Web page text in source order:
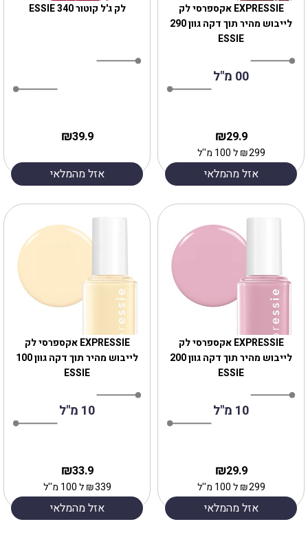
לק ג'ל קוטור 340 ESSIE
39.9
₪
אזל מהמלאי
EXPRESSIE אקספרסי לק
לייבוש מהיר תוך דקה גוון 290
ESSIE
00 מ"ל
29.9
₪
299
₪ל 100 מ''ל
אזל מהמלאי
EXPRESSIE אקספרסי לק
לייבוש מהיר תוך דקה גוון 100
ESSIE
10 מ"ל
33.9
₪
339
₪ל 100 מ''ל
אזל מהמלאי
EXPRESSIE אקספרסי לק
לייבוש מהיר תוך דקה גוון 200
ESSIE
10 מ"ל
29.9
₪
299
₪ל 100 מ''ל
אזל מהמלאי